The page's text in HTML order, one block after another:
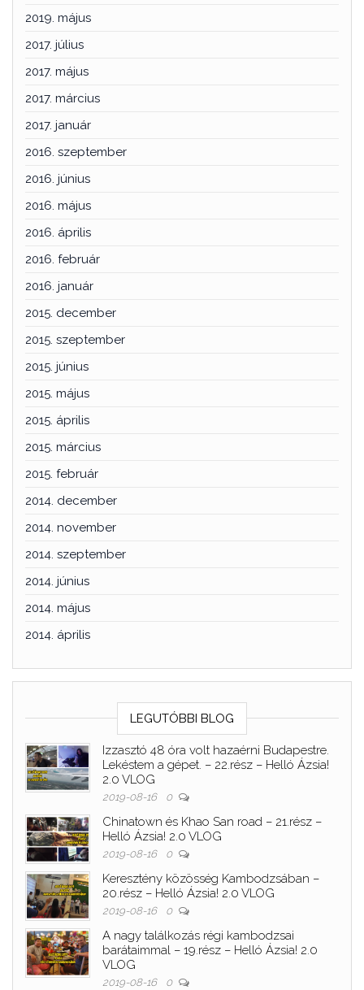
2019. május
2017. július
2017. május
2017. március
2017. január
2016. szeptember
2016. június
2016. május
2016. április
2016. február
2016. január
2015. december
2015. szeptember
2015. június
2015. május
2015. április
2015. március
2015. február
2014. december
2014. november
2014. szeptember
2014. június
2014. május
2014. április
LEGUTÓBBI BLOG
Izzasztó 48 óra volt hazaérni Budapestre.
Lekéstem a gépet. – 22.rész – Helló Ázsia!
2.0 VLOG
2019-08-16 0
Chinatown és Khao San road – 21.rész –
Helló Ázsia! 2.0 VLOG
2019-08-16 0
Keresztény közösség Kambodzsában –
20.rész – Helló Ázsia! 2.0 VLOG
2019-08-16 0
A nagy találkozás régi kambodzsai
barátaimmal – 19.rész – Helló Ázsia! 2.0
VLOG
2019-08-16 0